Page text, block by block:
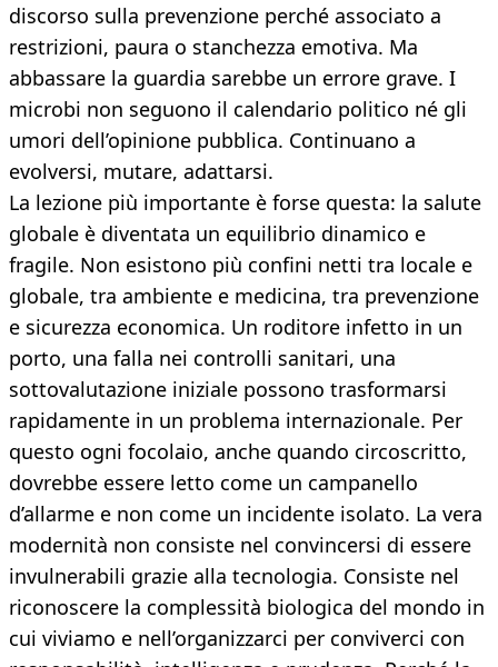
discorso sulla prevenzione perché associato a
restrizioni, paura o stanchezza emotiva. Ma
abbassare la guardia sarebbe un errore grave. I
microbi non seguono il calendario politico né gli
umori dell’opinione pubblica. Continuano a
evolversi, mutare, adattarsi.
La lezione più importante è forse questa: la salute
globale è diventata un equilibrio dinamico e
fragile. Non esistono più confini netti tra locale e
globale, tra ambiente e medicina, tra prevenzione
e sicurezza economica. Un roditore infetto in un
porto, una falla nei controlli sanitari, una
sottovalutazione iniziale possono trasformarsi
rapidamente in un problema internazionale. Per
questo ogni focolaio, anche quando circoscritto,
dovrebbe essere letto come un campanello
d’allarme e non come un incidente isolato. La vera
modernità non consiste nel convincersi di essere
invulnerabili grazie alla tecnologia. Consiste nel
riconoscere la complessità biologica del mondo in
cui viviamo e nell’organizzarci per conviverci con